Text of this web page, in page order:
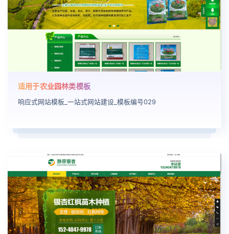
适用于农业园林类模板
响应式网站模板_一站式网站建设_模板编号029